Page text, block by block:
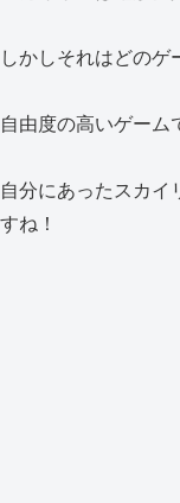
しかしそれはどのゲ
自由度の高いゲーム
自分にあったスカイ
すね！